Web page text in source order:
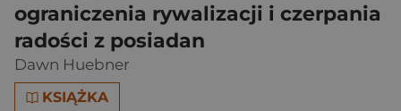
ograniczenia rywalizacji i czerpania
radości z posiadan
Dawn Huebner
KSIĄŻKA